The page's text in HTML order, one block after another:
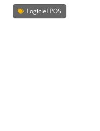
Logiciel POS